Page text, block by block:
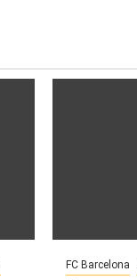
FC Barcelona